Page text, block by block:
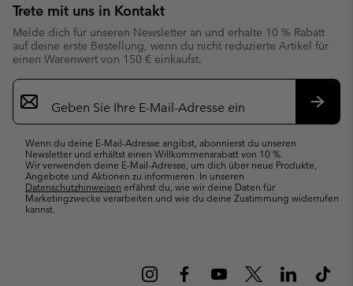
Trete mit uns in Kontakt
Melde dich für unseren Newsletter an und erhalte 10 % Rabatt
auf deine erste Bestellung, wenn du nicht reduzierte Artikel für
einen Warenwert von 150 € einkaufst.
Newsletter-
Anmeldung
Wenn du deine E-Mail-Adresse angibst, abonnierst du unseren
Newsletter und erhältst einen Willkommensrabatt von 10 %.
Wir verwenden deine E-Mail-Adresse, um dich über neue Produkte,
Angebote und Aktionen zu informieren. In unseren
Datenschutzhinweisen erfährst du, wie wir deine Daten für
Marketingzwecke verarbeiten und wie du deine Zustimmung widerrufen
kannst.